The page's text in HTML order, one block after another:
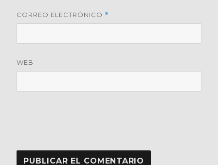
CORREO ELECTRÓNICO *
WEB